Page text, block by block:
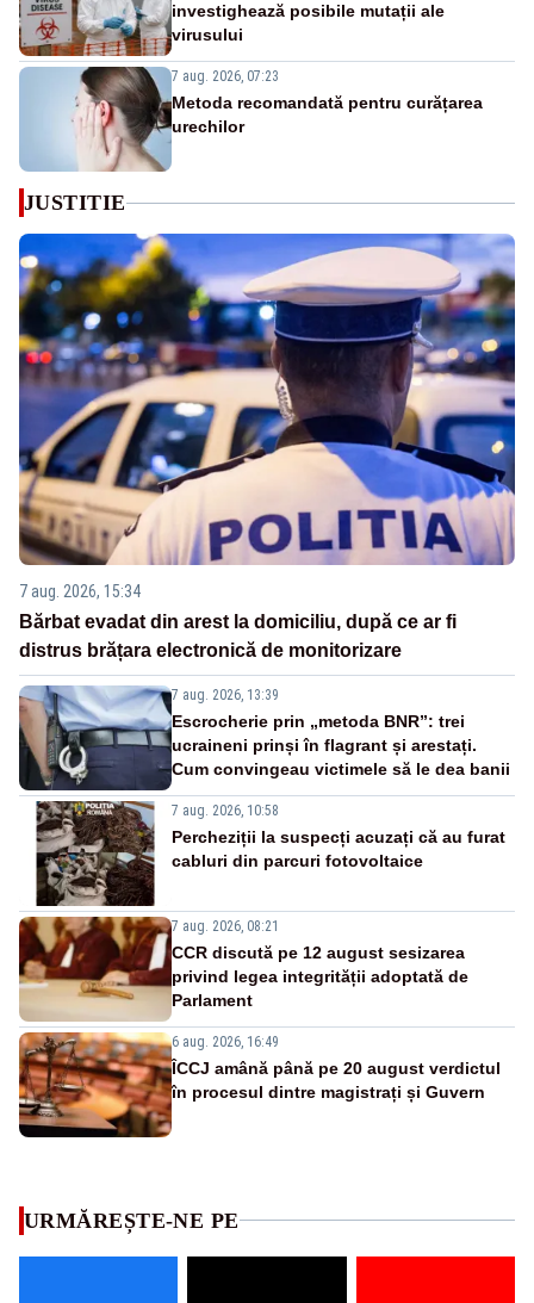
investighează posibile mutații ale
virusului
7 aug. 2026, 07:23
Metoda recomandată pentru curățarea
urechilor
JUSTITIE
7 aug. 2026, 15:34
Bărbat evadat din arest la domiciliu, după ce ar fi
distrus brățara electronică de monitorizare
7 aug. 2026, 13:39
Escrocherie prin „metoda BNR”: trei
ucraineni prinși în flagrant și arestați.
Cum convingeau victimele să le dea banii
7 aug. 2026, 10:58
Percheziții la suspecți acuzați că au furat
cabluri din parcuri fotovoltaice
7 aug. 2026, 08:21
CCR discută pe 12 august sesizarea
privind legea integrității adoptată de
Parlament
6 aug. 2026, 16:49
ÎCCJ amână până pe 20 august verdictul
în procesul dintre magistrați și Guvern
URMĂREȘTE-NE PE